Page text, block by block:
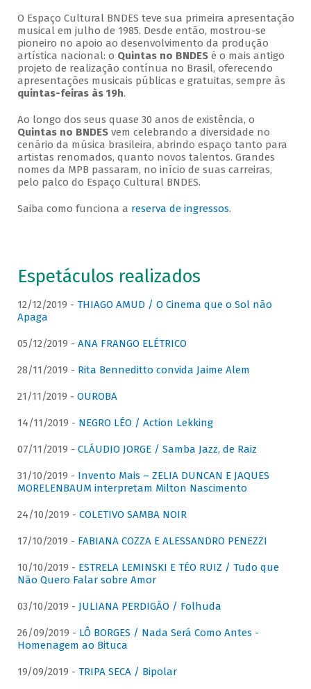
O Espaço Cultural BNDES teve sua primeira apresentação
musical em julho de 1985. Desde então, mostrou-se
pioneiro no apoio ao desenvolvimento da produção
artística nacional: o Quintas no BNDESé o mais antigo
projeto de realização contínua no Brasil, oferecendo
apresentações musicais públicas e gratuitas, sempre às
quintas-feiras às 19h.
Ao longo dos seus quase 30 anos de existência, o
Quintas no BNDESvem celebrando a diversidade no
cenário da música brasileira, abrindo espaço tanto para
artistas renomados, quanto novos talentos. Grandes
nomes da MPB passaram, no início de suas carreiras,
pelo palco do Espaço Cultural BNDES.
Saiba como funciona a reserva de ingressos.
Espetáculos realizados
12/12/2019 - THIAGO AMUD / O Cinema que o Sol não
Apaga
05/12/2019 - ANA FRANGO ELÉTRICO
28/11/2019 - Rita Benneditto convida Jaime Alem
21/11/2019 - OUROBA
14/11/2019 - NEGRO LÉO / Action Lekking
07/11/2019 - CLÁUDIO JORGE / Samba Jazz, de Raiz
31/10/2019 - Invento Mais – ZELIA DUNCAN E JAQUES
MORELENBAUM interpretam Milton Nascimento
24/10/2019 - COLETIVO SAMBA NOIR
17/10/2019 - FABIANA COZZA E ALESSANDRO PENEZZI
10/10/2019 - ESTRELA LEMINSKI E TÉO RUIZ / Tudo que
Não Quero Falar sobre Amor
03/10/2019 - JULIANA PERDIGÃO / Folhuda
26/09/2019 - LÔ BORGES / Nada Será Como Antes -
Homenagem ao Bituca
19/09/2019 - TRIPA SECA / Bipolar